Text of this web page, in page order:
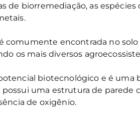
de biorremediação, as espécies
comumente encontrada no
os mais diversos
biotecnológico e é uma
possui uma estrutura de parede
de oxigênio.